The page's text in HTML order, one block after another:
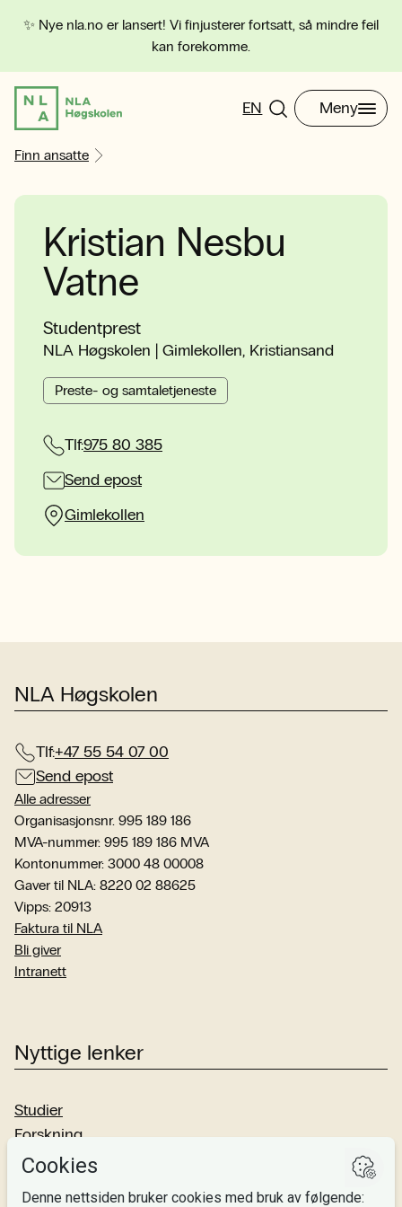
✨ Nye nla.no er lansert! Vi finjusterer fortsatt, så mindre feil
kan forekomme.
EN Meny
Finn ansatte
Kristian Nesbu
Vatne
Studentprest
NLA Høgskolen | Gimlekollen, Kristiansand
Preste- og samtaletjeneste
Tlf:975 80 385
Send epost
Gimlekollen
NLA Høgskolen
Tlf:+47 55 54 07 00
Send epost
Alle adresser
Organisasjonsnr. 995 189 186
MVA-nummer: 995 189 186 MVA
Kontonummer: 3000 48 00008
Gaver til NLA: 8220 02 88625
Vipps: 20913
Faktura til NLA
Bli giver
Intranett
Nyttige lenker
Studier
Forskning
Om oss